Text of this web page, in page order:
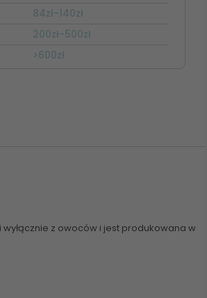
84zł-140zł
200zł-500zł
>600zł
wyłącznie z owoców i jest produkowana w